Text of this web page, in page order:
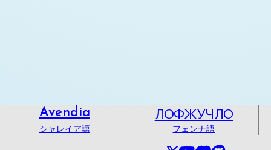
Avendia
シャレイア語
ЛОФЖУЧЛО
フェンナ語